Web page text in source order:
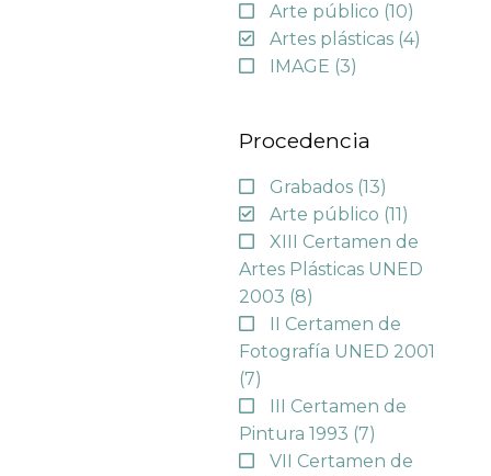
Arte público (10)
Artes plásticas (4)
IMAGE (3)
Procedencia
Grabados (13)
Arte público (11)
XIII Certamen de
Artes Plásticas UNED
2003 (8)
II Certamen de
Fotografía UNED 2001
(7)
III Certamen de
Pintura 1993 (7)
VII Certamen de